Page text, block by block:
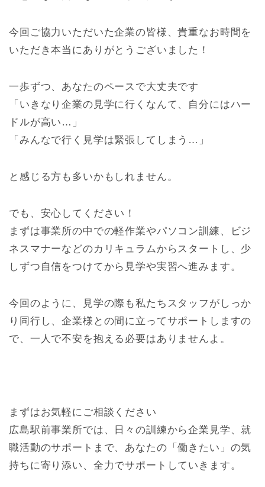
今回ご協力いただいた企業の皆様、貴重なお時間を
いただき本当にありがとうございました！
一歩ずつ、あなたのペースで大丈夫です
「いきなり企業の見学に行くなんて、自分にはハー
ドルが高い…」
「みんなで行く見学は緊張してしまう…」
と感じる方も多いかもしれません。
でも、安心してください！
まずは事業所の中での軽作業やパソコン訓練、ビジ
ネスマナーなどのカリキュラムからスタートし、少
しずつ自信をつけてから見学や実習へ進みます。
今回のように、見学の際も私たちスタッフがしっか
り同行し、企業様との間に立ってサポートしますの
で、一人で不安を抱える必要はありませんよ。
まずはお気軽にご相談ください
広島駅前事業所では、日々の訓練から企業見学、就
職活動のサポートまで、あなたの「働きたい」の気
持ちに寄り添い、全力でサポートしていきます。